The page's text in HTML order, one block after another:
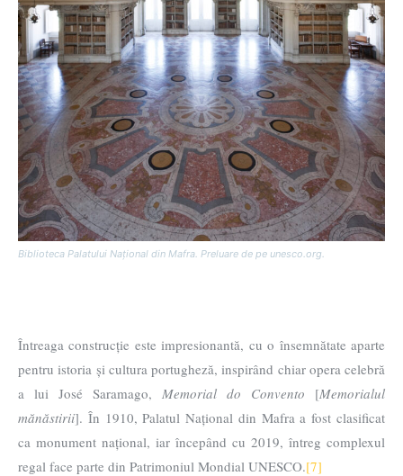
Biblioteca Palatului Național din Mafra. Preluare de pe unesco.org.
Întreaga construcție este impresionantă, cu o însemnătate aparte
pentru istoria și cultura portugheză, inspirând chiar opera celebră
a lui José Saramago, Memorial do Convento [Memorialul
mănăstirii]. În 1910, Palatul Național din Mafra a fost clasificat
ca monument național, iar începând cu 2019, întreg complexul
regal face parte din Patrimoniul Mondial UNESCO.[7]